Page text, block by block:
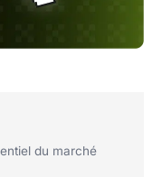
du marché